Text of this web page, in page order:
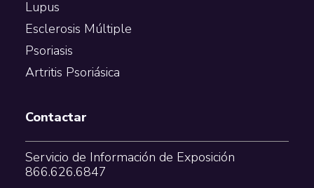
Lupus
Esclerosis Múltiple
Psoriasis
Artritis Psoriásica
Contactar
Servicio de Información de Exposición
866.626.6847